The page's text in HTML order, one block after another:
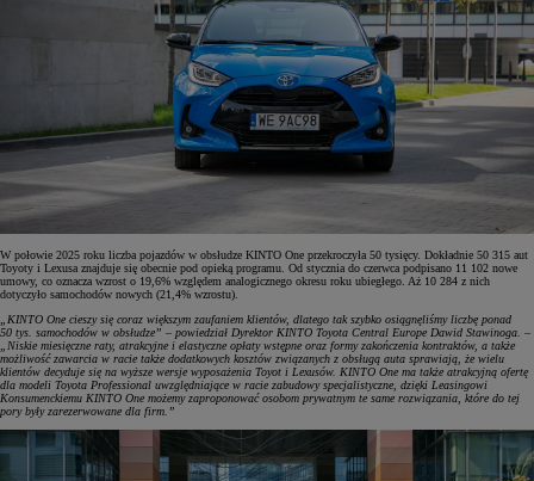
W połowie 2025 roku liczba pojazdów w obsłudze KINTO One przekroczyła 50 tysięcy. Dokładnie 50 315 aut
Toyoty i Lexusa znajduje się obecnie pod opieką programu. Od stycznia do czerwca podpisano 11 102 nowe
umowy, co oznacza wzrost o 19,6% względem analogicznego okresu roku ubiegłego. Aż 10 284 z nich
dotyczyło samochodów nowych (21,4% wzrostu).
„KINTO One cieszy się coraz większym zaufaniem klientów, dlatego tak szybko osiągnęliśmy liczbę ponad
50 tys. samochodów w obsłudze” – powiedział Dyrektor KINTO Toyota Central Europe Dawid Stawinoga. –
„Niskie miesięczne raty, atrakcyjne i elastyczne opłaty wstępne oraz formy zakończenia kontraktów, a także
możliwość zawarcia w racie także dodatkowych kosztów związanych z obsługą auta sprawiają, że wielu
klientów decyduje się na wyższe wersje wyposażenia Toyot i Lexusów. KINTO One ma także atrakcyjną ofertę
dla modeli Toyota Professional uwzględniające w racie zabudowy specjalistyczne, dzięki Leasingowi
Konsumenckiemu KINTO One możemy zaproponować osobom prywatnym te same rozwiązania, które do tej
pory były zarezerwowane dla firm.”